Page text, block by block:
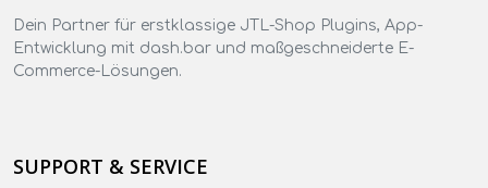
Dein Partner für erstklassige JTL-Shop Plugins, App-
Entwicklung mit dash.bar und maßgeschneiderte E-
Commerce-Lösungen.
SUPPORT & SERVICE